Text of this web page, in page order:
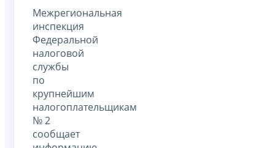
Межрегиональная
инспекция
Федеральной
налоговой
службы
по
крупнейшим
налогоплательщикам
№ 2
сообщает